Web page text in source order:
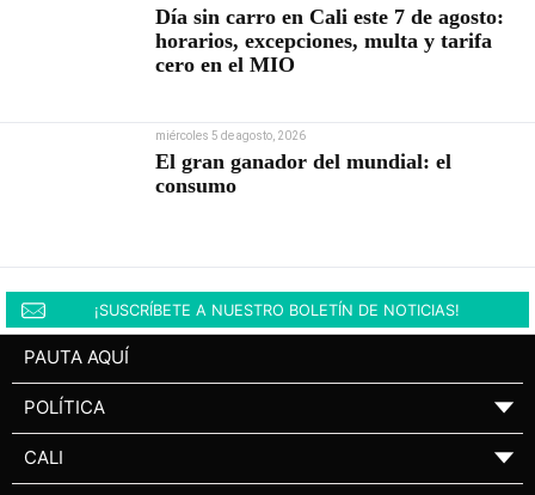
Día sin carro en Cali este 7 de agosto:
horarios, excepciones, multa y tarifa
cero en el MIO
miércoles 5 de agosto, 2026
El gran ganador del mundial: el
consumo
¡SUSCRÍBETE A NUESTRO BOLETÍN DE NOTICIAS!
PAUTA AQUÍ
POLÍTICA ▼
CALI ▼